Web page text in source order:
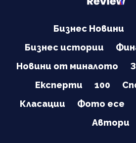
Бизнес Новини
Бизнес истории
Новини от миналото
Експерти
100
Класации
Фото есе
Автори